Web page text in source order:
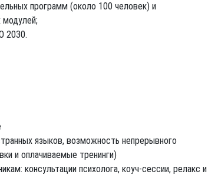
программ (около 100 человек) и
модулей;
2030.
языков, возможность непрерывного
и оплачиваемые тренинги)
консультации психолога, коуч-сессии, релакс и